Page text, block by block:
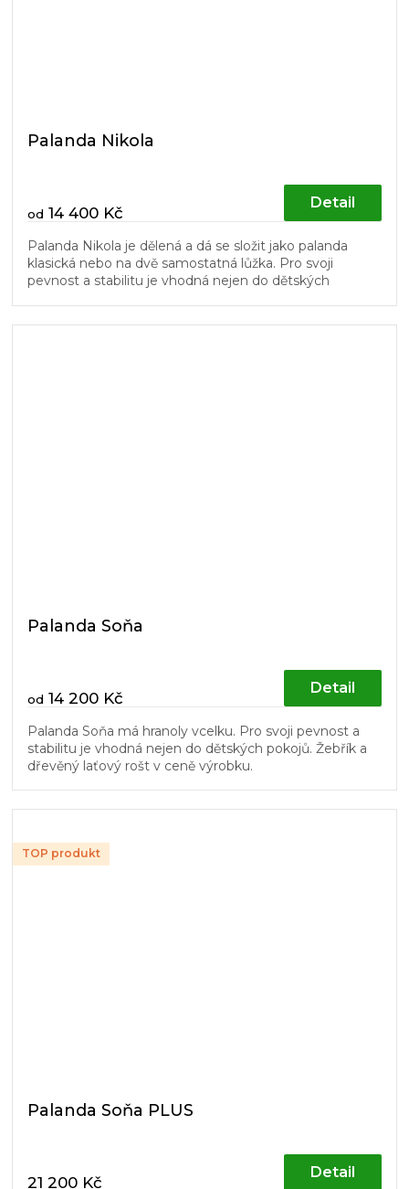
Palanda Nikola
od 14 400 Kč
Detail
Palanda Nikola je dělená a dá se složit jako palanda
klasická nebo na dvě samostatná lůžka. Pro svoji
pevnost a stabilitu je vhodná nejen do dětských
Palanda Soňa
od 14 200 Kč
Detail
Palanda Soňa má hranoly vcelku. Pro svoji pevnost a
stabilitu je vhodná nejen do dětských pokojů. Žebřík a
dřevěný laťový rošt v ceně výrobku.
TOP produkt
Palanda Soňa PLUS
21 200 Kč
Detail